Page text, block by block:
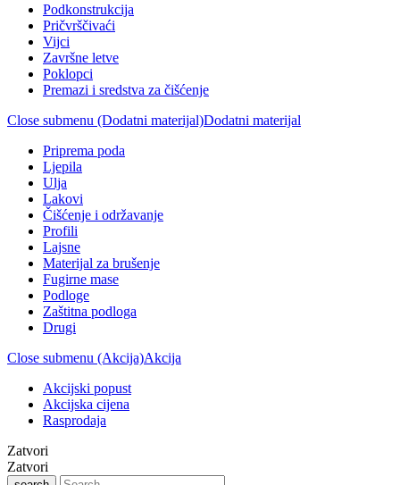
Podkonstrukcija
Pričvrščivaći
Vijci
Završne letve
Poklopci
Premazi i sredstva za čišćenje
Close submenu (Dodatni materijal)Dodatni materijal
Priprema poda
Ljepila
Ulja
Lakovi
Čišćenje i održavanje
Profili
Lajsne
Materijal za brušenje
Fugirne mase
Podloge
Zaštitna podloga
Drugi
Close submenu (Akcija)Akcija
Akcijski popust
Akcijska cijena
Rasprodaja
Zatvori
Zatvori